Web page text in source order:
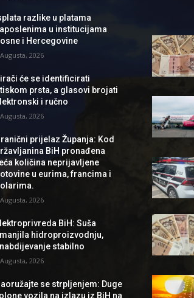
razlike u platama
u institucijama
i Hercegovine
2026
će se identificirati
prsta, a glasovi brojati
i ručno
2026
prijelaz Županja: Kod
BiH pronađena
količina neprijavljene
u eurima, francima i
2026
BiH: Suša
hidroproizvodnju,
stabilno
2026
se strpljenjem: Duge
vozila na izlazu iz BiH na